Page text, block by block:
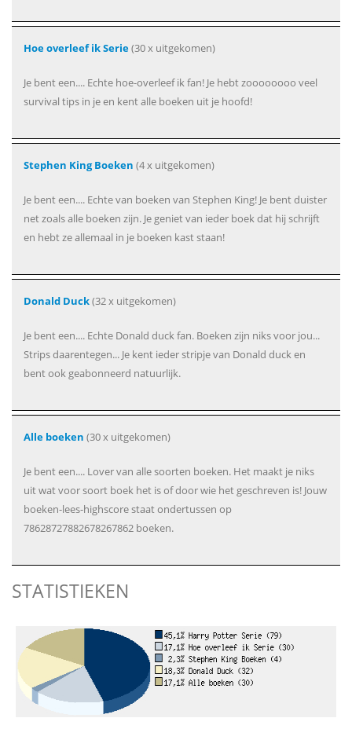
Hoe overleef ik Serie(30 x uitgekomen)
Je bent een.... Echte hoe-overleef ik fan! Je hebt zoooooooo veel
survival tips in je en kent alle boeken uit je hoofd!
Stephen King Boeken (4 x uitgekomen)
Je bent een.... Echte van boeken van Stephen King! Je bent duister
net zoals alle boeken zijn. Je geniet van ieder boek dat hij schrijft
en hebt ze allemaal in je boeken kast staan!
Donald Duck(32 x uitgekomen)
Je bent een.... Echte Donald duck fan. Boeken zijn niks voor jou...
Strips daarentegen... Je kent ieder stripje van Donald duck en
bent ook geabonneerd natuurlijk.
Alle boeken (30 x uitgekomen)
Je bent een.... Lover van alle soorten boeken. Het maakt je niks
uit wat voor soort boek het is of door wie het geschreven is! Jouw
boeken-lees-highscore staat ondertussen op
78628727882678267862 boeken.
STATISTIEKEN